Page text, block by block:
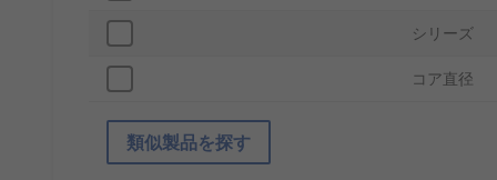
シリーズ
コア直径
類似製品を探す